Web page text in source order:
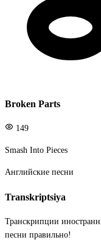
Broken Parts
149
Smash Into Pieces
Английские песни
Transkriptsiya
Транскрипции
песни правильно!